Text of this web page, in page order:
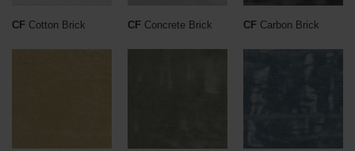
CF Cotton Brick CF Concrete Brick CF Carbon Brick